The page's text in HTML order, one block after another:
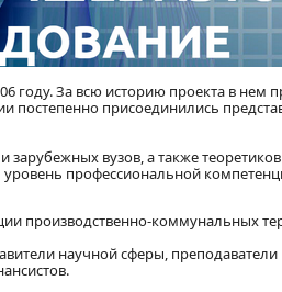
году. За всю историю проекта в нем
постепенно присоединились
зарубежных вузов, а также
профессиональной
производственно-коммунальных
научной сферы, преподаватели